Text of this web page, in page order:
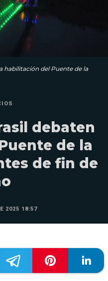
habilitación del Puente de la
debaten
de la
de fin de
2025 18:57